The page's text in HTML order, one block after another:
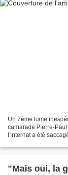
Un 7ème tome
camarade Pierre-Paul
l'internat a été
"Mais oui, la